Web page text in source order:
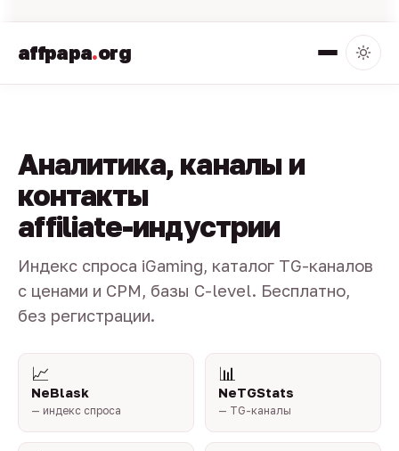
affpapa.org
Аналитика, каналы и
контакты
affiliate-индустрии
Индекс спроса iGaming, каталог TG-каналов
с ценами и CPM, базы C-level. Бесплатно,
без регистрации.
📈
NeBlask
— индекс спроса
📊
NeTGStats
— TG-каналы